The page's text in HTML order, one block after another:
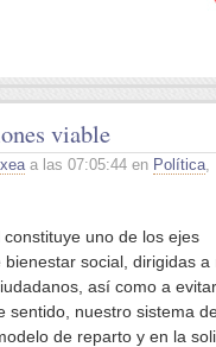
viable
a las 07:05:44 en Política,
uno de los ejes
social, dirigidas a
así como a evitar
sentido, nuestro sistema
de reparto y en la